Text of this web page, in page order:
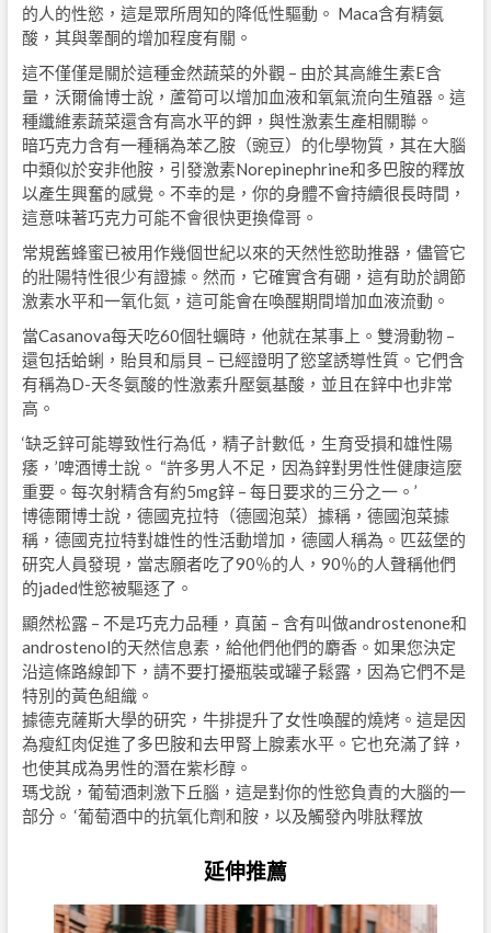
的人的性慾，這是眾所周知的降低性驅動。 Maca含有精氨
酸，其與睾酮的增加程度有關。
這不僅僅是關於這種金然蔬菜的外觀 – 由於其高維生素E含
量，沃爾倫博士說，蘆筍可以增加血液和氧氣流向生殖器。這
種纖維素蔬菜還含有高水平的鉀，與性激素生產相關聯。
暗巧克力含有一種稱為苯乙胺（豌豆）的化學物質，其在大腦
中類似於安非他胺，引發激素Norepinephrine和多巴胺的釋放
以產生興奮的感覺。不幸的是，你的身體不會持續很長時間，
這意味著巧克力可能不會很快更換偉哥。
常規舊蜂蜜已被用作幾個世紀以來的天然性慾助推器，儘管它
的壯陽特性很少有證據。然而，它確實含有硼，這有助於調節
激素水平和一氧化氮，這可能會在喚醒期間增加血液流動。
當Casanova每天吃60個牡蠣時，他就在某事上。雙滑動物 –
還包括蛤蜊，貽貝和扇貝 – 已經證明了慾望誘導性質。它們含
有稱為D-天冬氨酸的性激素升壓氨基酸，並且在鋅中也非常
高。
‘缺乏鋅可能導致性行為低，精子計數低，生育受損和雄性陽
痿，’啤酒博士說。 “許多男人不足，因為鋅對男性性健康這麼
重要。每次射精含有約5mg鋅 – 每日要求的三分之一。’
博德爾博士說，德國克拉特（德國泡菜）據稱，德國泡菜據
稱，德國克拉特對雄性的性活動增加，德國人稱為。匹茲堡的
研究人員發現，當志願者吃了90％的人，90％的人聲稱他們
的jaded性慾被驅逐了。
顯然松露 – 不是巧克力品種，真菌 – 含有叫做androstenone和
androstenol的天然信息素，給他們他們的麝香。如果您決定
沿這條路線卸下，請不要打擾瓶裝或罐子鬆露，因為它們不是
特別的黃色組織。
據德克薩斯大學的研究，牛排提升了女性喚醒的燒烤。這是因
為瘦紅肉促進了多巴胺和去甲腎上腺素水平。它也充滿了鋅，
也使其成為男性的潛在紫杉醇。
瑪戈說，葡萄酒刺激下丘腦，這是對你的性慾負責的大腦的一
部分。 ‘葡萄酒中的抗氧化劑和胺，以及觸發內啡肽釋放
延伸推薦